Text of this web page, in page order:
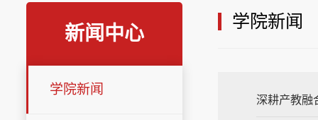
新闻中心
学院新闻
学院新闻
深耕产教融